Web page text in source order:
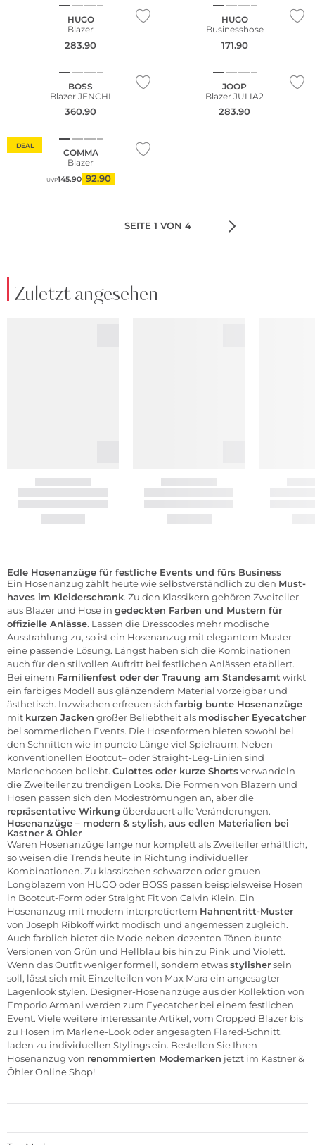
HUGO
Blazer
283.90
HUGO
Businesshose
171.90
BOSS
Blazer JENCHI
360.90
JOOP
Blazer JULIA2
283.90
DEAL
Große Größen
COMMA
Blazer
UVP145.90 92.90
SEITE 1 VON 4
Zuletzt angesehen
Edle Hosenanzüge für festliche Events und fürs Business
Ein Hosenanzug zählt heute wie selbstverständlich zu den Must-
haves im Kleiderschrank. Zu den Klassikern gehören Zweiteiler
aus Blazer und Hose in gedeckten Farben und Mustern für
offizielle Anlässe. Lassen die Dresscodes mehr modische
Ausstrahlung zu, so ist ein Hosenanzug mit elegantem Muster
eine passende Lösung. Längst haben sich die Kombinationen
auch für den stilvollen Auftritt bei festlichen Anlässen etabliert.
Bei einem Familienfest oder der Trauung am Standesamt wirkt
ein farbiges Modell aus glänzendem Material vorzeigbar und
ästhetisch. Inzwischen erfreuen sich farbig bunte Hosenanzüge
mit kurzen Jacken großer Beliebtheit als modischer Eyecatcher
bei sommerlichen Events. Die Hosenformen bieten sowohl bei
den Schnitten wie in puncto Länge viel Spielraum. Neben
konventionellen Bootcut– oder Straight-Leg-Linien sind
Marlenehosen beliebt. Culottes oder kurze Shortsverwandeln
die Zweiteiler zu trendigen Looks. Die Formen von Blazern und
Hosen passen sich den Modeströmungen an, aber die
repräsentative Wirkung überdauert alle Veränderungen.
Hosenanzüge – modern & stylish, aus edlen Materialien bei
Kastner & Öhler
Waren Hosenanzüge lange nur komplett als Zweiteiler erhältlich,
so weisen die Trends heute in Richtung individueller
Kombinationen. Zu klassischen schwarzen oder grauen
Longblazern von HUGOoder BOSS passen beispielsweise Hosen
in Bootcut-Form oder Straight Fit von Calvin Klein. Ein
Hosenanzug mit modern interpretiertem Hahnentritt-Muster
von Joseph Ribkoffwirkt modisch und angemessen zugleich.
Auch farblich bietet die Mode neben dezenten Tönen bunte
Versionen von Grün und Hellblau bis hin zu Pink und Violett.
Wenn das Outfit weniger formell, sondern etwasstylishersein
soll, lässt sich mit Einzelteilen von Max Mara ein angesagter
Lagenlook stylen. Designer-Hosenanzüge aus der Kollektion von
Emporio Armani werden zum Eyecatcher bei einem festlichen
Event. Viele weitere interessante Artikel, vom Cropped Blazer bis
zu Hosen im Marlene-Look oder angesagten Flared-Schnitt,
laden zu individuellen Stylings ein. Bestellen Sie Ihren
Hosenanzug von renommierten Modemarken jetzt im Kastner &
Öhler Online Shop!